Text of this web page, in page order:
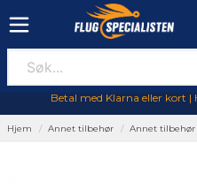
Betal med Klarna eller kort |
Hjem Annet tilbehør Annet tilbehør